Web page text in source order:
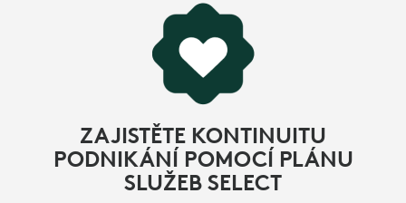
certifikovaný recyklovaný plast od konečného
spotřebitele v poměru 62 %. Dáváme druhý život
plastům spotřební elektroniky, abychom snížili naši
uhlíkovou stopu.
VÍCE O RECYKLOVANÝCH PLASTECH
ZAJISTĚTE KONTINUITU
PODNIKÁNÍ POMOCÍ PLÁNU
SLUŽEB SELECT